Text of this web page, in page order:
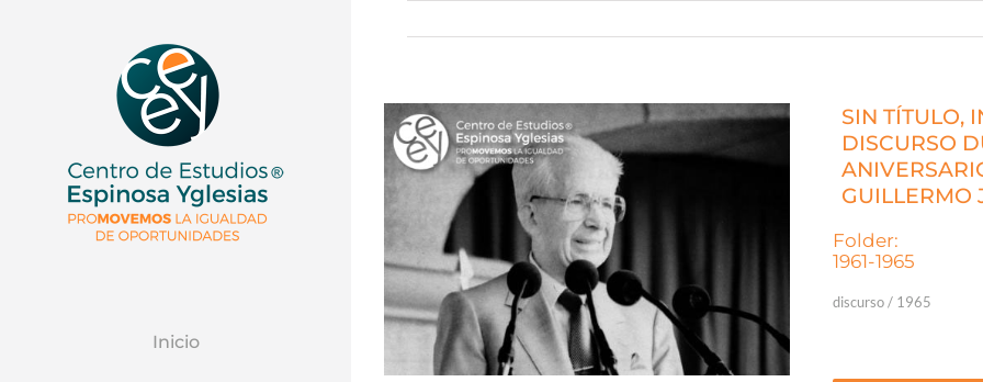
Inicio
SIN TÍTULO,
DISCURSO
GUILLERMO
Folder:
1961-1965
discurso / 1965